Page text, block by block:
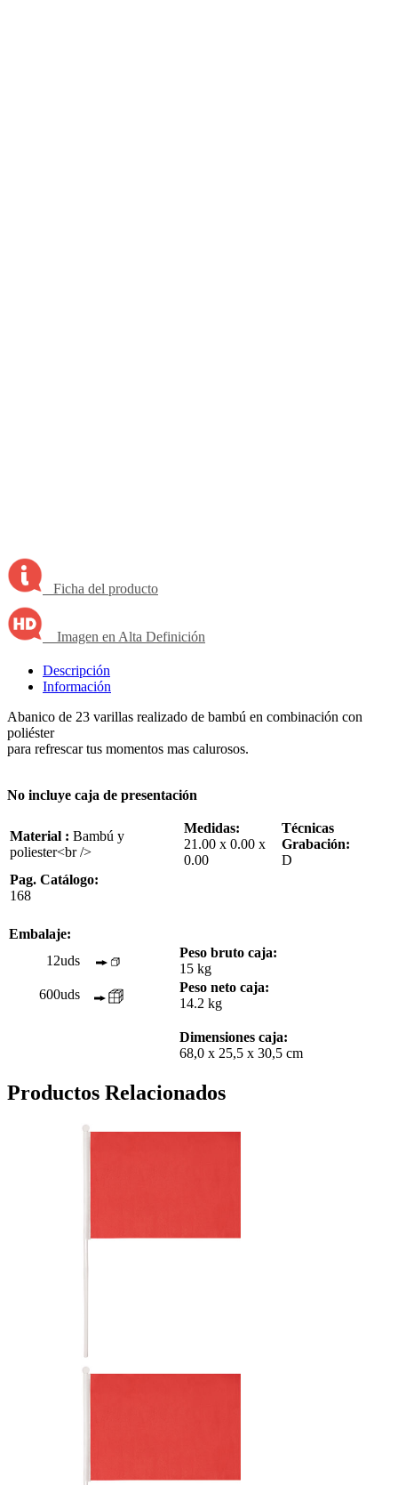
Ficha del producto
Imagen en Alta Definición
Descripción
Información
Abanico de 23 varillas realizado de bambú en combinación con
poliéster
para refrescar tus momentos mas calurosos.
No incluye caja de presentación
Material : Bambú y
poliester<br />
Medidas:
21.00 x 0.00 x
0.00
Técnicas
Grabación:
D
Pag. Catálogo:
168
Embalaje:
12uds
Peso bruto caja:
15 kg
600uds
Peso neto caja:
14.2 kg
Dimensiones caja:
68,0 x 25,5 x 30,5 cm
Productos Relacionados